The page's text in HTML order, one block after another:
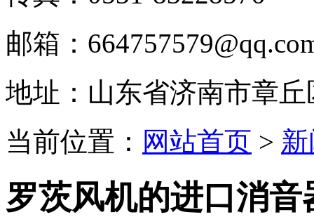
邮箱：
地址：山东省济南市章丘
当前位置： 网站首页 >
罗茨风机的进口消